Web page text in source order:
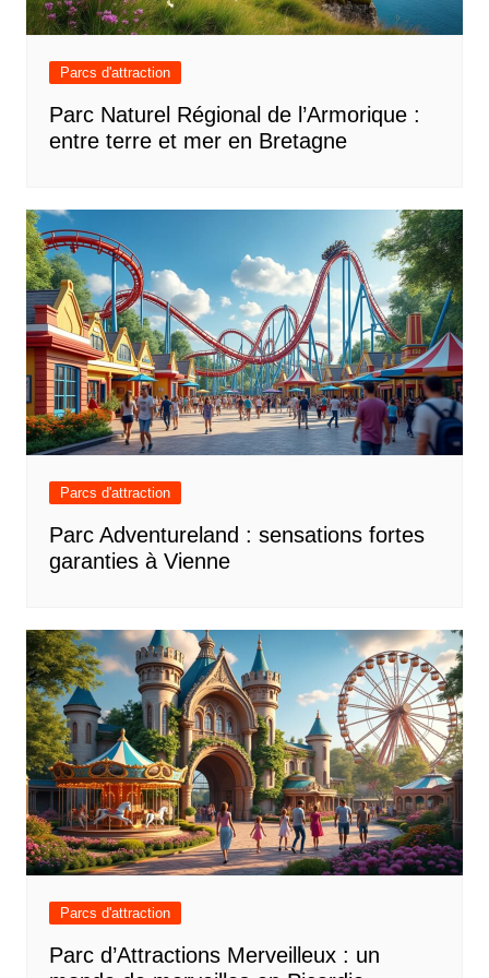
Parcs d'attraction
Parc Naturel Régional de l’Armorique :
entre terre et mer en Bretagne
Parcs d'attraction
Parc Adventureland : sensations fortes
garanties à Vienne
Parcs d'attraction
Parc d’Attractions Merveilleux : un